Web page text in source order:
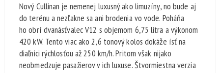
Nový Cullinan je nemenej luxusný ako limuzíny, no bude aj
do terénu a nezľakne sa ani brodenia vo vode. Poháňa
ho obrí dvanásťvalec V12 s objemom 6,75 litra a výkonom
420 kW. Tento viac ako 2,6 tonový kolos dokáže ísť na
diaľnici rýchlosťou až 250 km/h. Pritom však nijako
neobmedzuje pasažierov v ich luxuse. Štvormiestna verzia